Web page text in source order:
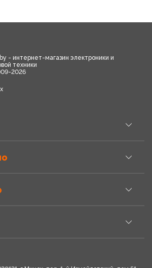
- интернет-магазин электроники и
техники
2026